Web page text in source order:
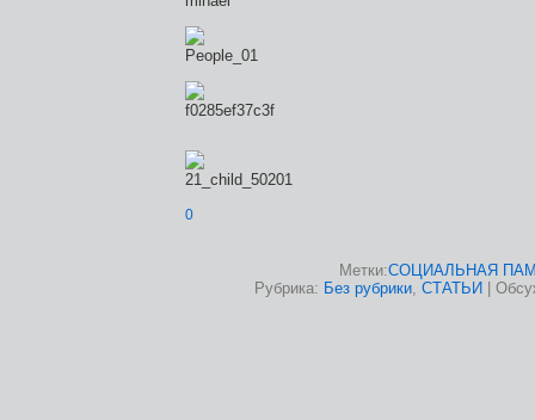
0
Метки:СОЦИАЛЬНАЯ
Рубрика: Без рубрики, СТАТЬИ